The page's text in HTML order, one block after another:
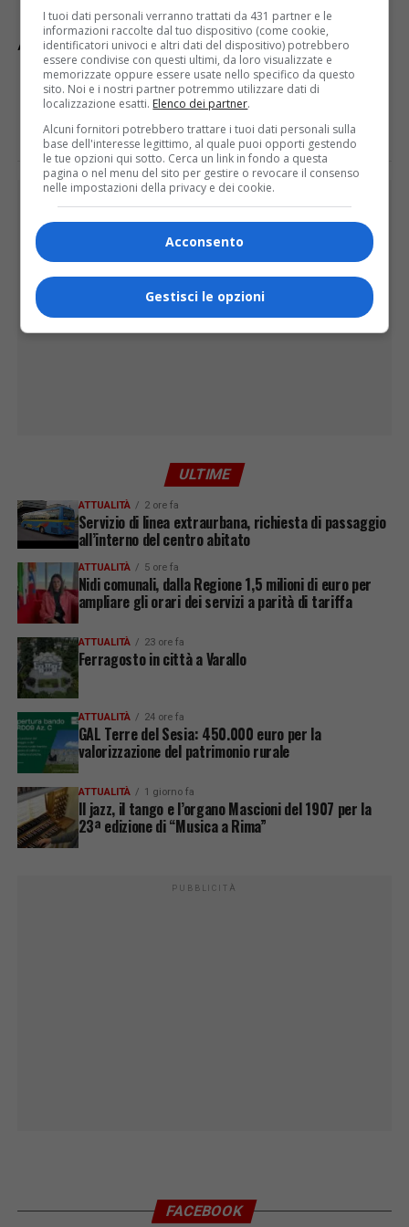
ARGOMENTI CORRELATI: ALPINI CAMPERTOGNO RADUNO
E TU COSA NE PENSI?
PUBBLICITÀ
ULTIME
ATTUALITÀ 2 ore fa
Servizio di linea extraurbana, richiesta di passaggio
all’interno del centro abitato
ATTUALITÀ 5 ore fa
Nidi comunali, dalla Regione 1,5 milioni di euro per
ampliare gli orari dei servizi a parità di tariffa
ATTUALITÀ 23 ore fa
Ferragosto in città a Varallo
ATTUALITÀ 24 ore fa
GAL Terre del Sesia: 450.000 euro per la
valorizzazione del patrimonio rurale
ATTUALITÀ 1 giorno fa
Il jazz, il tango e l’organo Mascioni del 1907 per la
23ª edizione di “Musica a Rima”
PUBBLICITÀ
FACEBOOK
I tuoi dati personali verranno trattati da 431 partner e le
informazioni raccolte dal tuo dispositivo (come cookie,
identificatori univoci e altri dati del dispositivo) potrebbero
essere condivise con questi ultimi, da loro visualizzate e
memorizzate oppure essere usate nello specifico da questo
sito. Noi e i nostri partner potremmo utilizzare dati di
localizzazione esatti. Elenco dei partner.
Alcuni fornitori potrebbero trattare i tuoi dati personali sulla
base dell'interesse legittimo, al quale puoi opporti gestendo
le tue opzioni qui sotto. Cerca un link in fondo a questa
pagina o nel menu del sito per gestire o revocare il consenso
nelle impostazioni della privacy e dei cookie.
Acconsento
Gestisci le opzioni